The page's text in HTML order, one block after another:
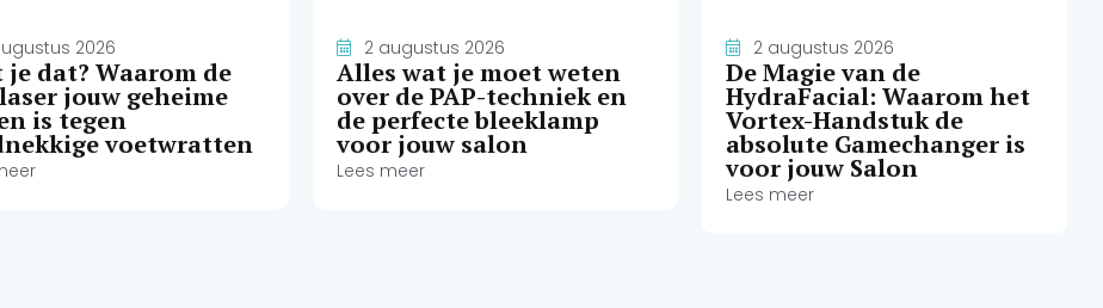
2026
dat? Waarom de
jouw geheime
is tegen
voetwratten
2 augustus 2026
Alles wat je moet weten
over de PAP-techniek en
de perfecte bleeklamp
voor jouw salon
Lees meer
2 augustus 2026
De Magie van de
HydraFacial: Waarom het
Vortex-Handstuk de
absolute Gamechanger is
voor jouw Salon
Lees meer